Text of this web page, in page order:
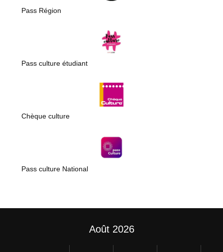
Pass Région
Pass culture étudiant
Chèque culture
Pass culture National
Août 2026